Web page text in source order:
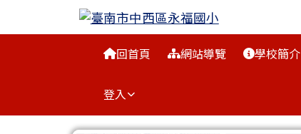
臺南市中西區永福國小
回首頁 網站導覽 學校簡介
登入